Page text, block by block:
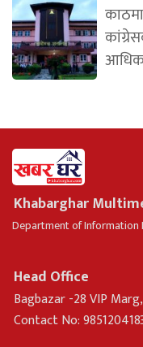
Khabarghar
Department of Information
Head Office
Bagbazar -28 VIP
Contact No: